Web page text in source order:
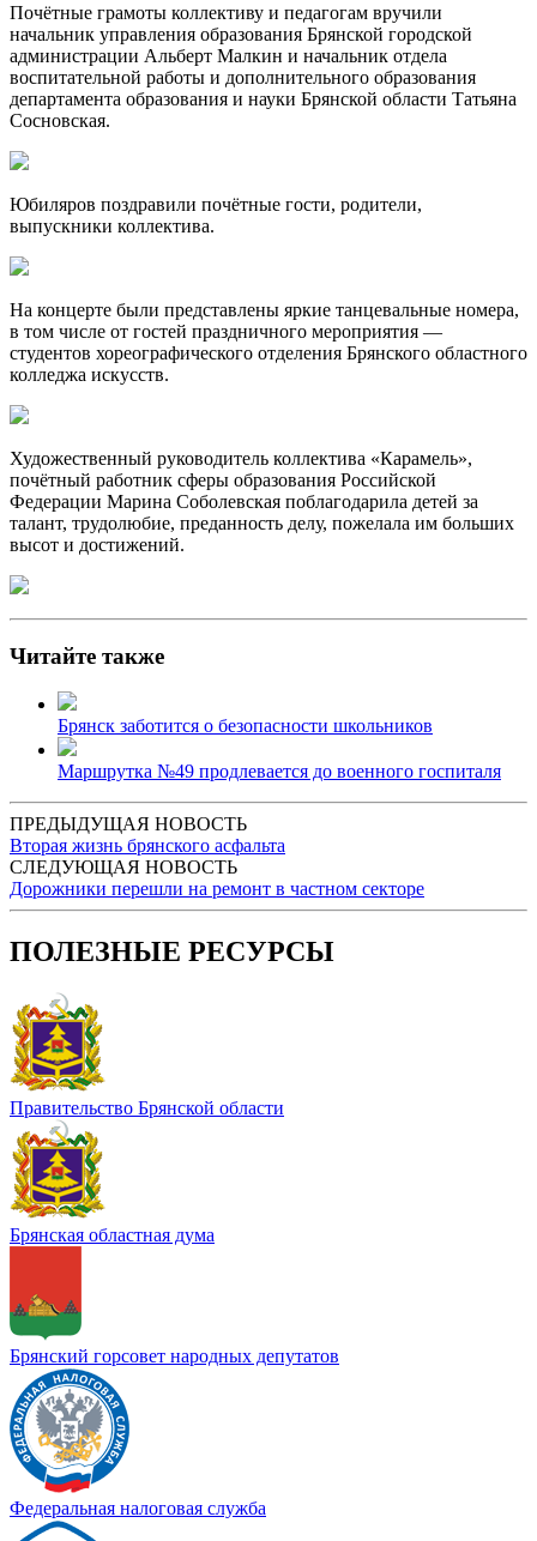
Почётные грамоты коллективу и педагогам вручили
начальник управления образования Брянской городской
администрации Альберт Малкин и начальник отдела
воспитательной работы и дополнительного образования
департамента образования и науки Брянской области Татьяна
Сосновская.
Юбиляров поздравили почётные гости, родители,
выпускники коллектива.
На концерте были представлены яркие танцевальные номера,
в том числе от гостей праздничного мероприятия —
студентов хореографического отделения Брянского областного
колледжа искусств.
Художественный руководитель коллектива «Карамель»,
почётный работник сферы образования Российской
Федерации Марина Соболевская поблагодарила детей за
талант, трудолюбие, преданность делу, пожелала им больших
высот и достижений.
Читайте также
Брянск заботится о безопасности школьников
Маршрутка №49 продлевается до военного госпиталя
ПРЕДЫДУЩАЯ НОВОСТЬ
Вторая жизнь брянского асфальта
СЛЕДУЮЩАЯ НОВОСТЬ
Дорожники перешли на ремонт в частном секторе
ПОЛЕЗНЫЕ РЕСУРСЫ
Правительство Брянской области
Брянская областная дума
Брянский горсовет народных депутатов
Федеральная налоговая служба